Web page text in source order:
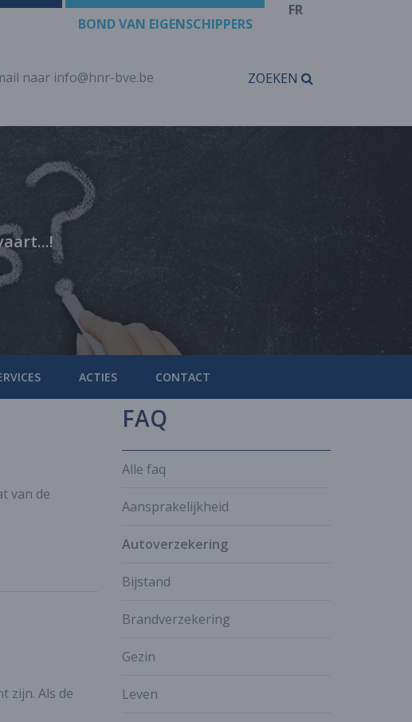
BOND VAN EIGENSCHIPPERS
FR
naar info@hnr-bve.be ZOEKEN
ACTIES CONTACT
van de
zijn. Als de
FAQ
Alle faq
Aansprakelijkheid
Autoverzekering
Bijstand
Brandverzekering
Gezin
Leven